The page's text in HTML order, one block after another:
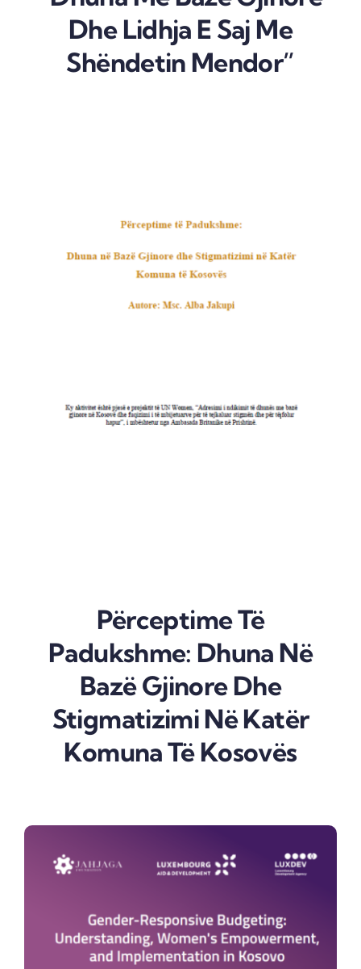
Dhe Lidhja E Saj Me
Shëndetin Mendor”
Përceptime Të
Padukshme: Dhuna Në
Bazë Gjinore Dhe
Stigmatizimi Në Katër
Komuna Të Kosovës